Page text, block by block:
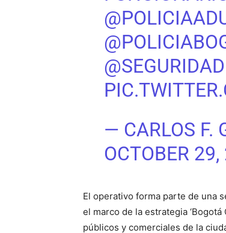
— CARLOS F.
OCTOBER
El operativo forma parte de una
el marco de la estrategia
públicos y comerciales de la